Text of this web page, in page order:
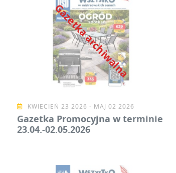
Gazetka archiwalna
KWIECIEŃ 23 2026 - MAJ 02 2026
Gazetka Promocyjna w terminie
23.04.-02.05.2026